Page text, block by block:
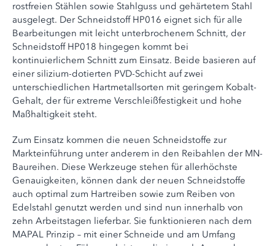
rostfreien Stählen sowie Stahlguss und gehärtetem Stahl
ausgelegt. Der Schneidstoff HP016 eignet sich für alle
Bearbeitungen mit leicht unterbrochenem Schnitt, der
Schneidstoff HP018 hingegen kommt bei
kontinuierlichem Schnitt zum Einsatz. Beide basieren auf
einer silizium-dotierten PVD-Schicht auf zwei
unterschiedlichen Hartmetallsorten mit geringem Kobalt-
Gehalt, der für extreme Verschleißfestigkeit und hohe
Maßhaltigkeit steht.
Zum Einsatz kommen die neuen Schneidstoffe zur
Markteinführung unter anderem in den Reibahlen der MN-
Baureihen. Diese Werkzeuge stehen für allerhöchste
Genauigkeiten, können dank der neuen Schneidstoffe
auch optimal zum Hartreiben sowie zum Reiben von
Edelstahl genutzt werden und sind nun innerhalb von
zehn Arbeitstagen lieferbar. Sie funktionieren nach dem
MAPAL Prinzip – mit einer Schneide und am Umfang